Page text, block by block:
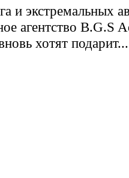
и экстремальных
агентство B.G.S
хотят подарит...